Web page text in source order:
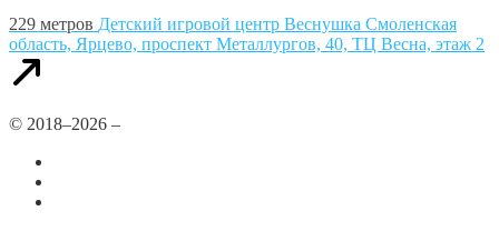
229 метров Детский игровой центр Веснушка Смоленская
область, Ярцево, проспект Металлургов, 40, ТЦ Весна, этаж 2
© 2018–2026 –